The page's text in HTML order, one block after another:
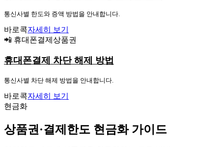
통신사별 한도와 증액 방법을 안내합니다.
바로콕자세히 보기
📲 휴대폰결제상품권
휴대폰결제 차단 해제 방법
통신사별 차단 해제 방법을 안내합니다.
바로콕자세히 보기
현금화
상품권·결제한도 현금화 가이드